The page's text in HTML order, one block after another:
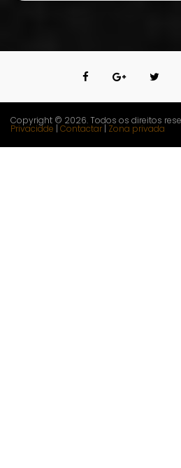
Copyright © 2026. Todos os direitos
Privacidde | Contactar | Zona privada